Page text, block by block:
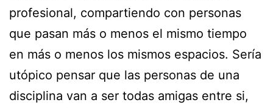
profesional, compartiendo con personas
que pasan más o menos el mismo tiempo
en más o menos los mismos espacios. Sería
utópico pensar que las personas de una
disciplina van a ser todas amigas entre si,